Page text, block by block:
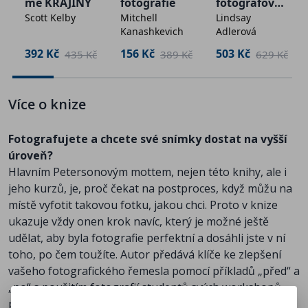
Bryanových lekcí a workshopů, jež jsou jinak k
dispozici pouze prostřednictvím jeho školy fotografie –
„Kniha vás zavede do procesu takového workshopu a
nabídne víc než osmdesát studentských fotografií,
které minuly cíl (někdy jen o vlas); každá z nich je
doprovázena úspěšnější verzí a vysvětlením toho, co
se změnilo, spolu s řešeními, jak se vyhnout stejným
chybám ve vlastních fotografiích. Budete opakovaně
číst o mém přesvědčení, že úspěšné fotografie musí
mít kombinaci rovnováhy a napětí, a uslyšíte mou
mantru o tom, že zatímco úžasné světlo zřídka
zachrání špatnou kompozici, působivá kompozice
Scott Kelby
392 Kč 435 Kč
Mitchell
Kanashkevich
156 Kč 389 Kč
ním
portrétů a
postav
Lindsay
Adlerová
503 Kč 629 Kč
Více o knize
Fotografujete a chcete své snímky dostat na vyšší
úroveň?
Hlavním Petersonovým mottem, nejen této knihy, ale i
jeho kurzů, je, proč čekat na postproces, když můžu na
místě vyfotit takovou fotku, jakou chci. Proto v knize
ukazuje vždy onen krok navíc, který je možné ještě
udělat, aby byla fotografie perfektní a dosáhli jste v ní
toho, po čem toužíte. Autor předává klíče ke zlepšení
vašeho fotografického řemesla pomocí příkladů „před“ a
„po“ s použitím fotografií studentů svých workshopů
počínaje výběrem zajímavého úhlu záběru přes